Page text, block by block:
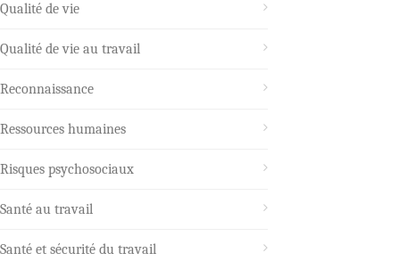
Qualité de vie
Qualité de vie au travail
Reconnaissance
Ressources humaines
Risques psychosociaux
Santé au travail
Santé et sécurité du travail